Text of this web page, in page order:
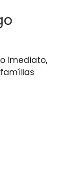
imediato,